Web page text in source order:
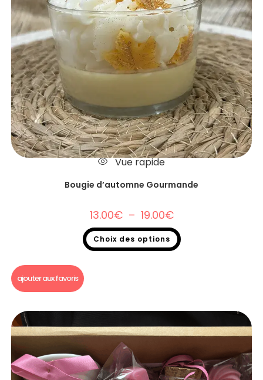
Vue rapide
Bougie d’automne Gourmande
13.00€ – 19.00€
Choix des options
ajouter aux favoris